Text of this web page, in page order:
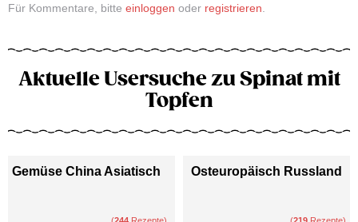
Für Kommentare, bitte einloggen oder registrieren
Aktuelle Usersuche zu Spinat mit
Topfen
Gemüse China Asiatisch Osteuropäisch Russland